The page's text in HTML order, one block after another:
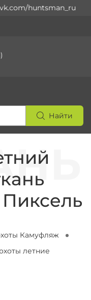
huntsman_ru
Найти
Камуфляж
летние